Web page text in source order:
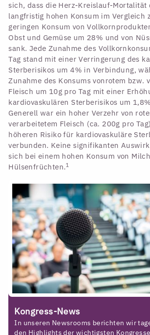
sich, dass die Herz-Kreislauf-Mortalität
langfristig hohen Konsum im Vergleich
geringen Konsum von
Obst und Gemüse um 28% und von
sank. Jede Zunahme des
Tag stand mit einer Verringerung des
Sterberisikos um 4% in Verbindung,
Zunahme des Konsums vonrotem bzw.
Fleisch um 10g pro Tag mit einer
kardiovaskulären Sterberisikos um
Generell war ein hoher Verzehr von
verarbeitetem Fleisch (ca. 200g pro
höheren Risiko für kardiovaskuläre
verbunden. Keine signifikanten
sich bei einem hohen Konsum von
Hülsenfrüchten.1
Kongress-News
In unseren Newsrooms berichten wir
den Highlights der wichtigsten